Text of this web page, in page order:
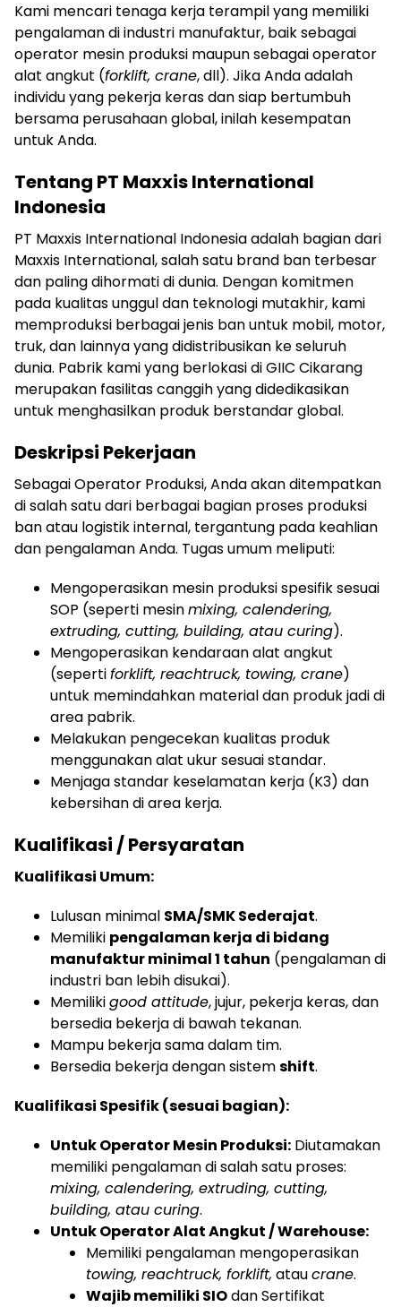
Kami mencari tenaga kerja terampil yang memiliki
pengalaman di industri manufaktur, baik sebagai
operator mesin produksi maupun sebagai operator
alat angkut (forklift, crane, dll). Jika Anda adalah
individu yang pekerja keras dan siap bertumbuh
bersama perusahaan global, inilah kesempatan
untuk Anda.
Tentang PT Maxxis International
Indonesia
PT Maxxis International Indonesia adalah bagian dari
Maxxis International, salah satu brand ban terbesar
dan paling dihormati di dunia. Dengan komitmen
pada kualitas unggul dan teknologi mutakhir, kami
memproduksi berbagai jenis ban untuk mobil, motor,
truk, dan lainnya yang didistribusikan ke seluruh
dunia. Pabrik kami yang berlokasi di GIIC Cikarang
merupakan fasilitas canggih yang didedikasikan
untuk menghasilkan produk berstandar global.
Deskripsi Pekerjaan
Sebagai Operator Produksi, Anda akan ditempatkan
di salah satu dari berbagai bagian proses produksi
ban atau logistik internal, tergantung pada keahlian
dan pengalaman Anda. Tugas umum meliputi:
Mengoperasikan mesin produksi spesifik sesuai
SOP (seperti mesinmixing, calendering,
extruding, cutting, building, atau curing).
Mengoperasikan kendaraan alat angkut
(sepertiforklift, reachtruck, towing, crane)
untuk memindahkan material dan produk jadi di
area pabrik.
Melakukan pengecekan kualitas produk
menggunakan alat ukur sesuai standar.
Menjaga standar keselamatan kerja (K3) dan
kebersihan di area kerja.
Kualifikasi / Persyaratan
Kualifikasi Umum:
Lulusan minimal SMA/SMK Sederajat.
Memiliki pengalaman kerja di bidang
manufaktur minimal 1 tahun (pengalaman di
industri ban lebih disukai).
Memilikigood attitude, jujur, pekerja keras, dan
bersedia bekerja di bawah tekanan.
Mampu bekerja sama dalam tim.
Bersedia bekerja dengan sistemshift.
Kualifikasi Spesifik (sesuai bagian):
Untuk Operator Mesin Produksi: Diutamakan
memiliki pengalaman di salah satu proses:
mixing, calendering, extruding, cutting,
building, atau curing.
Untuk Operator Alat Angkut / Warehouse:
Memiliki pengalaman mengoperasikan
towing, reachtruck, forklift, ataucrane.
Wajib memiliki SIOdan Sertifikat